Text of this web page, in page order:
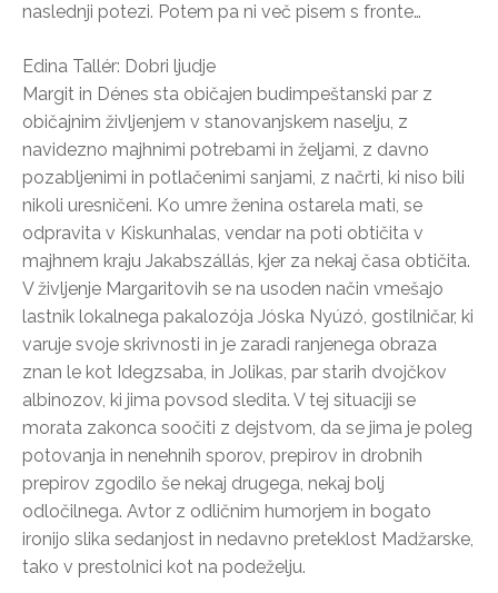
naslednji potezi. Potem pa ni več pisem s fronte…
Edina Tallér: Dobri ljudje
Margit in Dénes sta običajen budimpeštanski par z
običajnim življenjem v stanovanjskem naselju, z
navidezno majhnimi potrebami in željami, z davno
pozabljenimi in potlačenimi sanjami, z načrti, ki niso bili
nikoli uresničeni. Ko umre ženina ostarela mati, se
odpravita v Kiskunhalas, vendar na poti obtičita v
majhnem kraju Jakabszállás, kjer za nekaj časa obtičita.
V življenje Margaritovih se na usoden način vmešajo
lastnik lokalnega pakalozója Jóska Nyúzó, gostilničar, ki
varuje svoje skrivnosti in je zaradi ranjenega obraza
znan le kot Idegzsaba, in Jolikas, par starih dvojčkov
albinozov, ki jima povsod sledita. V tej situaciji se
morata zakonca soočiti z dejstvom, da se jima je poleg
potovanja in nenehnih sporov, prepirov in drobnih
prepirov zgodilo še nekaj drugega, nekaj bolj
odločilnega. Avtor z odličnim humorjem in bogato
ironijo slika sedanjost in nedavno preteklost Madžarske,
tako v prestolnici kot na podeželju.